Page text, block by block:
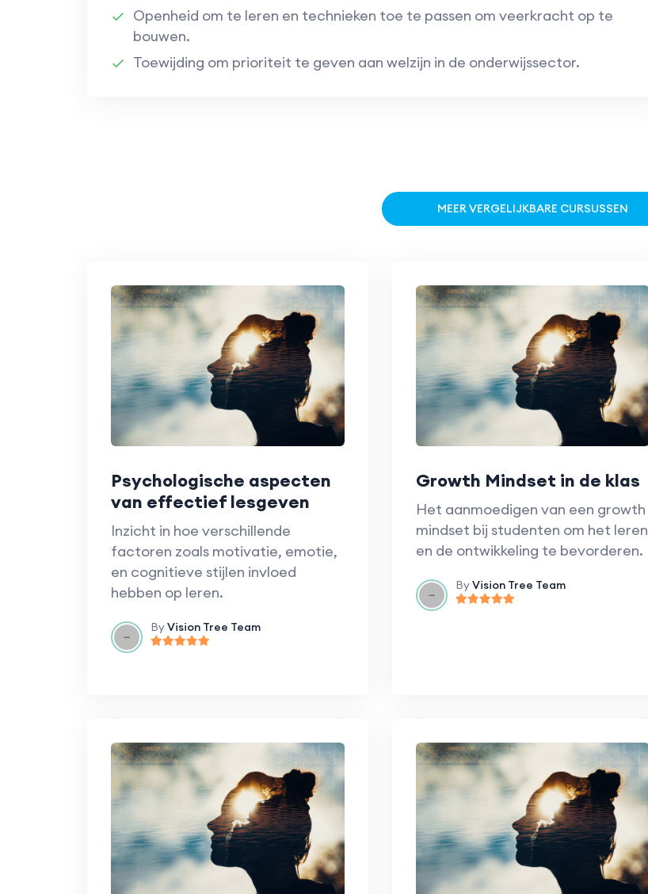
Openheid om te leren en technieken toe te passen om veerkracht op te
bouwen.
Toewijding om prioriteit te geven aan welzijn in de onderwijssector.
MEER VERGELIJKBARE CURSUSSEN
Psychologische aspecten
van effectief lesgeven
Inzicht in hoe verschillende
factoren zoals motivatie, emotie,
en cognitieve stijlen invloed
hebben op leren.
ByVision Tree Team
Growth Mindset in de klas
Het aanmoedigen van een growth
mindset bij studenten om het leren
en de ontwikkeling te bevorderen.
ByVision Tree Team